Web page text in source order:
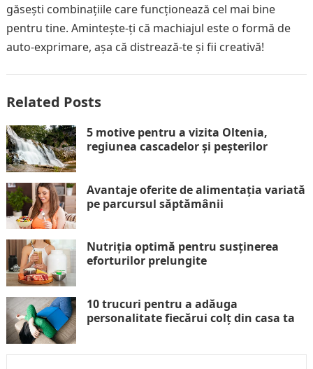
găsești combinațiile care funcționează cel mai bine
pentru tine. Amintește-ți că machiajul este o formă de
auto-exprimare, așa că distrează-te și fii creativă!
Related Posts
5 motive pentru a vizita Oltenia,
regiunea cascadelor și peșterilor
Avantaje oferite de alimentația variată
pe parcursul săptămânii
Nutriția optimă pentru susținerea
eforturilor prelungite
10 trucuri pentru a adăuga
personalitate fiecărui colț din casa ta